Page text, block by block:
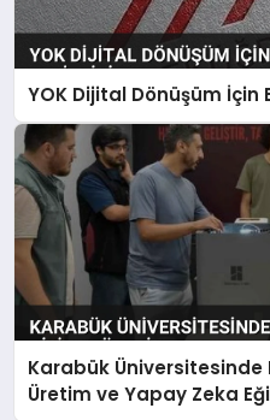
YOK Dijital Dönüşüm İçin
Karabük
Üretim ve Yapay Zeka